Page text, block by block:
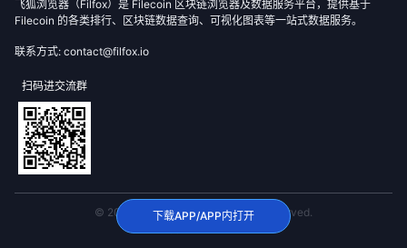
飞狐浏览器（Filfox）是 Filecoin 区块链浏览器及数据服务平台，提供基于
Filecoin 的各类排行、区块链数据查询、可视化图表等一站式数据服务。
联系方式: contact@filfox.io
扫码进交流群
© 2020 FilFox Project. All Rights Reserved.
下载APP/APP内打开